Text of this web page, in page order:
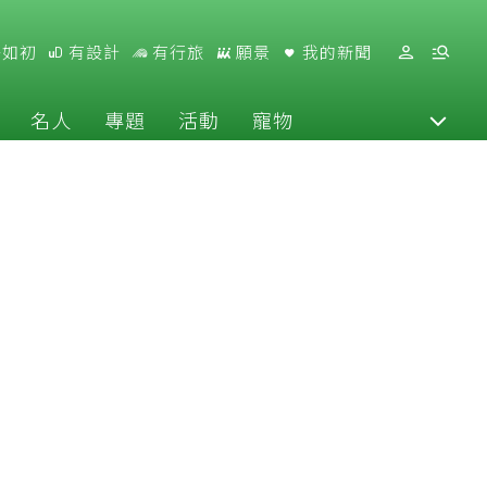
初 有設計 有行旅 願景 我的新聞
名人 專題 活動 寵物